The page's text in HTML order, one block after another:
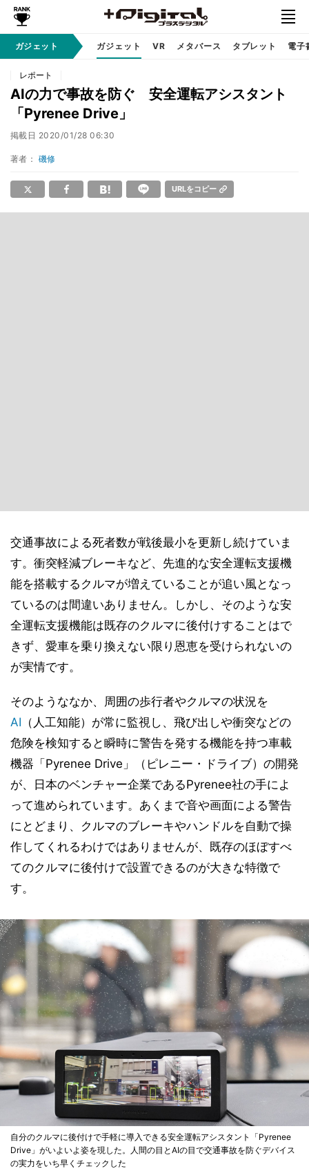
ガジェット ガジェット VR メタバース タブレット 電子
レポート
AIの力で事故を防ぐ 安全運転アシスタント
「Pyrenee Drive」
掲載日 2020/01/28 06:30
著者： 磯修
URLをコピー
交通事故による死者数が戦後最小を更新し続けていま
す。衝突軽減ブレーキなど、先進的な安全運転支援機
能を搭載するクルマが増えていることが追い風となっ
ているのは間違いありません。しかし、そのような安
全運転支援機能は既存のクルマに後付けすることはで
きず、愛車を乗り換えない限り恩恵を受けられないの
が実情です。
そのようななか、周囲の歩行者やクルマの状況を
AI （人工知能）が常に監視し、飛び出しや衝突などの
危険を検知すると瞬時に警告を発する機能を持つ車載
機器「Pyrenee Drive」（ピレニー・ドライブ）の開発
が、日本のベンチャー企業であるPyrenee社の手によ
って進められています。あくまで音や画面による警告
にとどまり、クルマのブレーキやハンドルを自動で操
作してくれるわけではありませんが、既存のほぼすべ
てのクルマに後付けで設置できるのが大きな特徴で
す。
自分のクルマに後付けで手軽に導入できる安全運転アシスタント「Pyrenee
Drive」がいよいよ姿を現した。人間の目とAIの目で交通事故を防ぐデバイス
の実力をいち早くチェックした